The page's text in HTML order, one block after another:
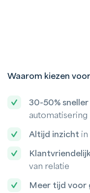
Waarom kiezen
30-50%
automatisering
Altijd inzicht in
van relatie
Meer tijd voor